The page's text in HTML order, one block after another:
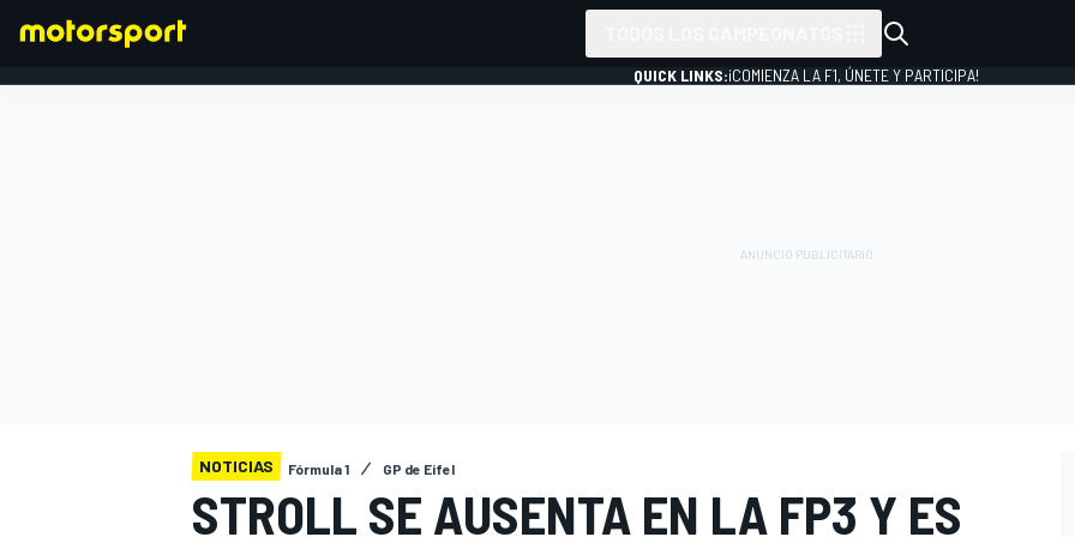
QUICK LINKS:¡COMIENZA LA F1, ÚNETE Y PARTICIPA!
NOTICIAS Fórmula 1 GP de Eifel
STROLL SE AUSENTA EN LA FP3 Y ES